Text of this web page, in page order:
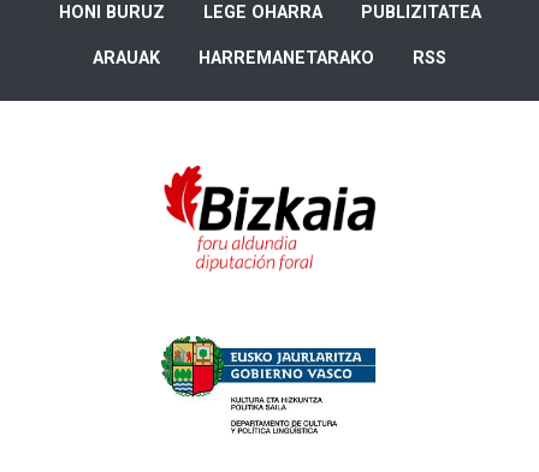
HONI BURUZ LEGE OHARRA PUBLIZITATEA
ARAUAK HARREMANETARAKO RSS